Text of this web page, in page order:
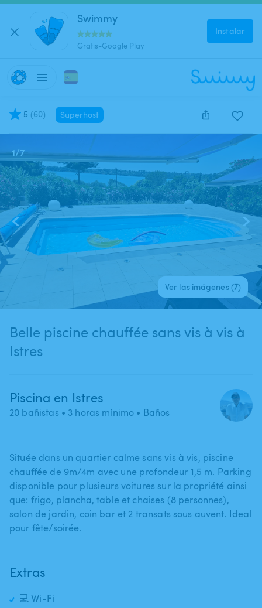
Swimmy
Gratis-Google Play
Instalar
5 (60) Superhost
1/7
Ver las imágenes (7)
Belle piscine chauffée sans vis à vis à
Istres
Piscina en Istres
20 bañistas • 3 horas mínimo • Baños
Située dans un quartier calme sans vis à vis​,​ piscine
chauffée de 9m​/​4m avec une profondeur 1​,​5 m. Parking
disponible pour plusieurs voitures sur la propriété ainsi
que: frigo​,​ plancha​,​ table et chaises (8 personnes)​,​
salon de jardin​,​ coin bar et 2 transats sous auvent. Ideal
pour fête​/​soirée.
Extras
💻 Wi-Fi